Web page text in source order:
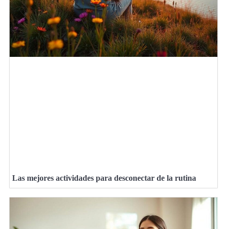
Las mejores actividades para desconectar de la rutina